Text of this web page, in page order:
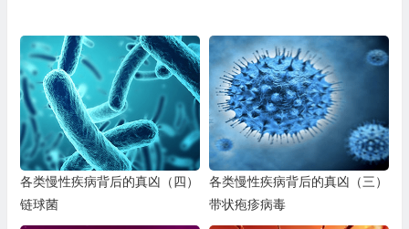
各类慢性疾病背后的真凶（四）
链球菌
各类慢性疾病背后的真凶（三）
带状疱疹病毒